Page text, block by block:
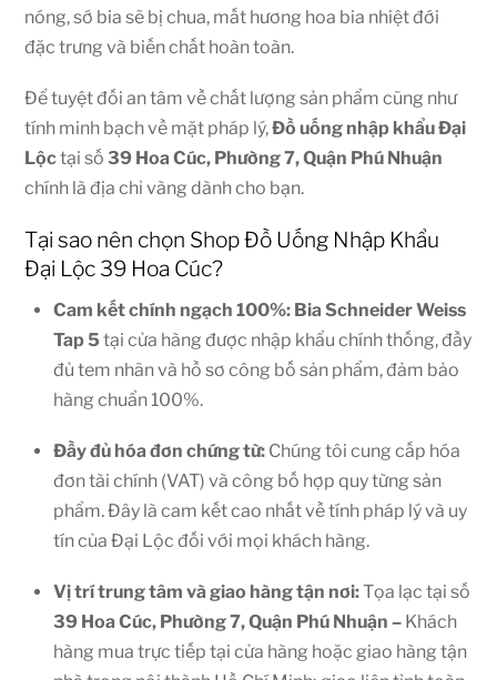
nóng, sớ bia sẽ bị chua, mất hương hoa bia nhiệt đới
đặc trưng và biến chất hoàn toàn.
Để tuyệt đối an tâm về chất lượng sản phẩm cũng như
tính minh bạch về mặt pháp lý,Đồ uống nhập khẩu Đại
Lộctại số39 Hoa Cúc, Phường 7, Quận Phú Nhuận
chính là địa chỉ vàng dành cho bạn.
Tại sao nên chọn Shop Đồ Uống Nhập Khẩu
Đại Lộc 39 Hoa Cúc?
Cam kết chính ngạch 100%: Bia Schneider Weiss
Tap 5 tại cửa hàng được nhập khẩu chính thống, đầy
đủ tem nhãn và hồ sơ công bố sản phẩm, đảm bảo
hàng chuẩn 100%.
Đầy đủ hóa đơn chứng từ: Chúng tôi cung cấp hóa
đơn tài chính (VAT) và công bố hợp quy từng sản
phẩm. Đây là cam kết cao nhất về tính pháp lý và uy
tín của Đại Lộc đối với mọi khách hàng.
Vị trí trung tâm và giao hàng tận nơi:Tọa lạc tại số
39 Hoa Cúc, Phường 7, Quận Phú Nhuận – Khách
hàng mua trực tiếp tại cửa hàng hoặc giao hàng tận